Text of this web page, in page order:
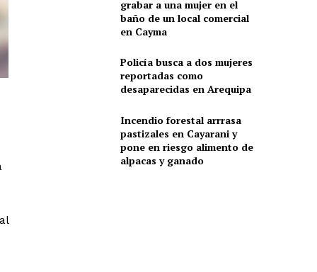
grabar a una mujer en el
baño de un local comercial
en Cayma
Policía busca a dos mujeres
reportadas como
desaparecidas en Arequipa
Incendio forestal arrrasa
pastizales en Cayarani y
pone en riesgo alimento de
alpacas y ganado